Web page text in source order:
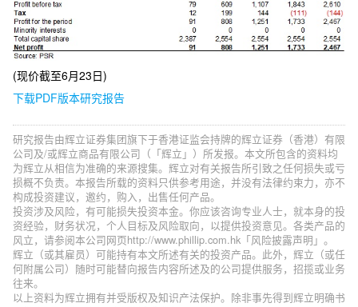
(现价截至6月23日)
下载PDF版本研究报告
研究报告由辉立证券集团旗下于香港证监会持牌的辉立证券（香港）有限
公司及/或辉立商品有限公司（「辉立」）所发报。本文所包含的资料均
为辉立从相信为准确的来源搜集。辉立对有关报告所引致之任何损失或亏
损概不负责。本报告所载的资料只供参考用途，并没有法律约束力，亦不
构成投资建议，邀约，购入，出售任何产品。
投资涉及风险，有可能损失投资本金。你应该咨询专业人士，就本身的投
资经验，财务状况，个人目标及风险取向，以提供投资意见。各类产品的
风立，请参阅本公司网页http://www.phillip.com.hk「风险披露声明」。
辉立（或其雇员）可能持有本文所述有关的投资产品。此外，辉立（或任
何附属公司）随时可能替向报告内容所述及的公司提供服务，招揽或业务
往来。
以上资料为辉立拥有并受版权及知识产法保护。除非事先得到辉立明确书